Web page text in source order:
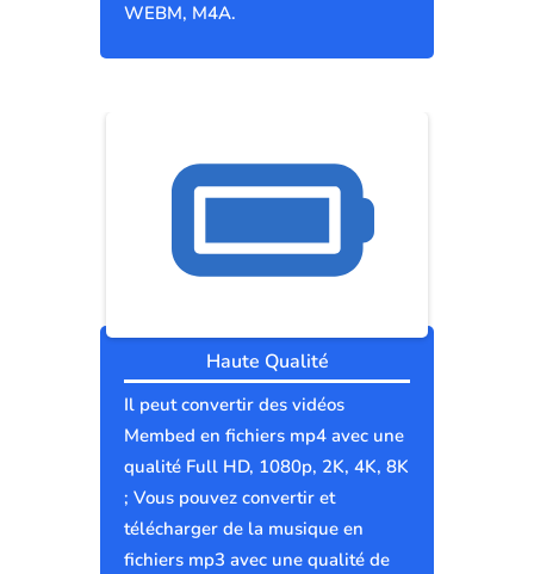
WEBM, M4A.
Haute Qualité
Il peut convertir des vidéos
Membed en fichiers mp4 avec une
qualité Full HD, 1080p, 2K, 4K, 8K
; Vous pouvez convertir et
télécharger de la musique en
fichiers mp3 avec une qualité de